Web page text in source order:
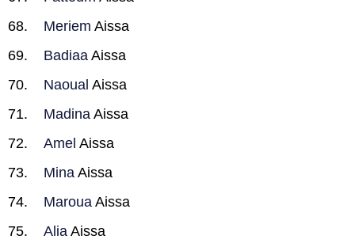
Meriem Aissa
Badiaa Aissa
Naoual Aissa
Madina Aissa
Amel Aissa
Mina Aissa
Maroua Aissa
Alia Aissa